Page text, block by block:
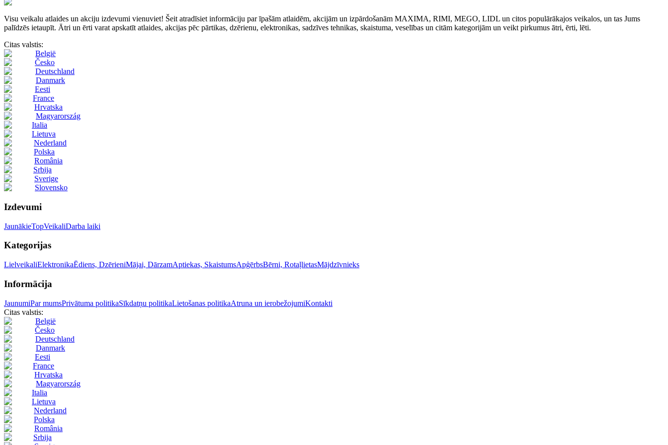
Visu veikalu atlaides un akciju izdevumi vienuviet! Šeit atradīsiet informāciju par īpašām atlaidēm, akcijām un izpārdošanām MAXIMA, RIMI, MEGO, LIDL un citos populārākajos veikalos, un tas Jums
palīdzēs ietaupīt. Ātri un ērti varat apskatīt atlaides, akcijas pēc pārtikas, dzērienu, elektronikas, sadzīves tehnikas, skaistuma, veselības un citām kategorijām un veikt pirkumus ātri, ērti, lēti.
Citas valstis:
België
Česko
Deutschland
Danmark
Eesti
France
Hrvatska
Magyarország
Italia
Lietuva
Nederland
Polska
România
Srbija
Sverige
Slovensko
Izdevumi
JaunākieTopVeikaliDarba laiki
Kategorijas
LielveikaliElektronikaĒdiens, DzērieniMājai, DārzamAptiekas, SkaistumsApģērbsBērni, RotaļlietasMājdzīvnieks
Informācija
JaunumiPar mumsPrivātuma politikaSīkdatņu politikaLietošanas politikaAtruna un ierobežojumiKontakti
Citas valstis:
België
Česko
Deutschland
Danmark
Eesti
France
Hrvatska
Magyarország
Italia
Lietuva
Nederland
Polska
România
Srbija